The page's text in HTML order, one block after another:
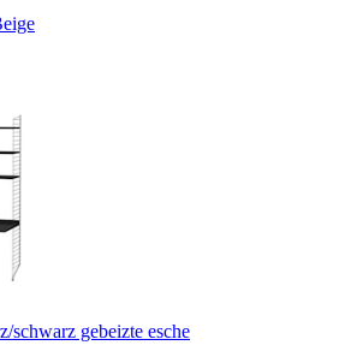
schwarz gebeizte esche